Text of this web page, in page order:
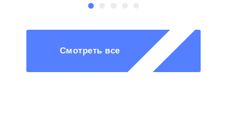
Смотреть все